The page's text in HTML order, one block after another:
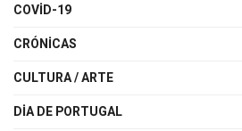
COVID-19
CRÓNICAS
CULTURA / ARTE
DIA DE PORTUGAL